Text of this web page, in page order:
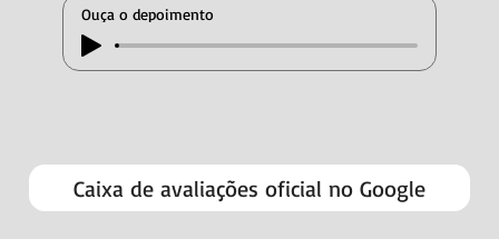
Ouça o depoimento
Caixa de avaliações oficial no Google